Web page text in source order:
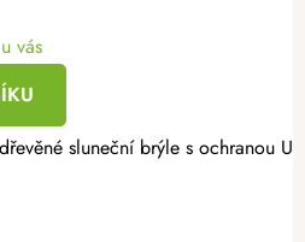
vás
sluneční brýle s ochranou